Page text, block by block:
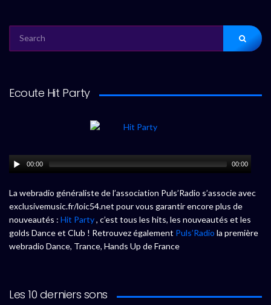
FOR:
Ecoute Hit Party
00:00 00:00
La webradio généraliste de l’association Puls’Radio s’associe avec
exclusivemusic.fr/loic54.net pour vous garantir encore plus de
nouveautés : Hit Party, c’est tous les hits, les nouveautés et les
golds Dance et Club ! Retrouvez également Puls’Radio la première
webradio Dance, Trance, Hands Up de France
Les 10 derniers sons